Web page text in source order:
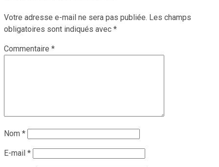
Votre adresse e-mail ne sera pas publiée. Les champs
obligatoires sont indiqués avec *
Commentaire *
Nom *
E-mail *